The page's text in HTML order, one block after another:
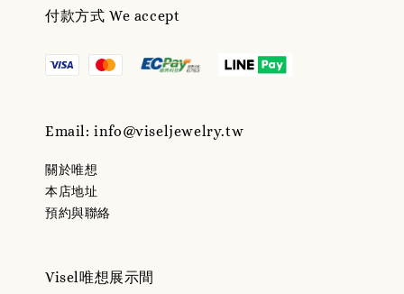
付款方式 We accept
Email: info@viseljewelry.tw
關於唯想
本店地址
預約與聯絡
Visel唯想展示間